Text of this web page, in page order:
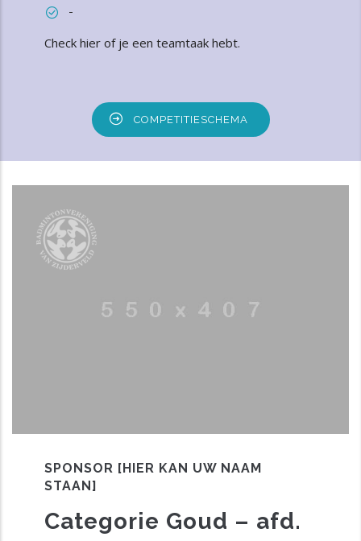
-
Check hier of je een teamtaak hebt.
COMPETITIESCHEMA
SPONSOR [HIER KAN UW NAAM
STAAN]
Categorie Goud – afd.